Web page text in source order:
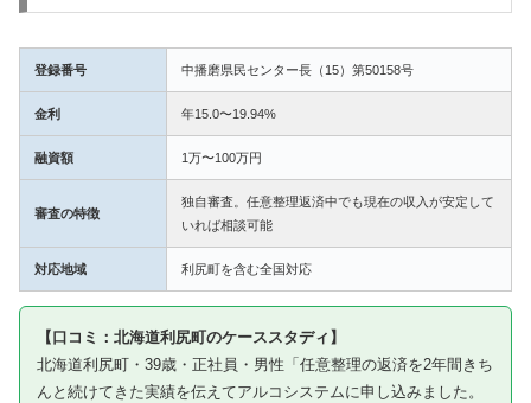
登録番号 中播磨県民センター長（15）第50158号
金利 年15.0〜19.94%
融資額 1万〜100万円
審査の特徴
独自審査。任意整理返済中でも現在の収入が安定して
いれば相談可能
対応地域 利尻町を含む全国対応
【口コミ：北海道利尻町のケーススタディ】
北海道利尻町・39歳・正社員・男性「任意整理の返済を2年間きち
んと続けてきた実績を伝えてアルコシステムに申し込みました。